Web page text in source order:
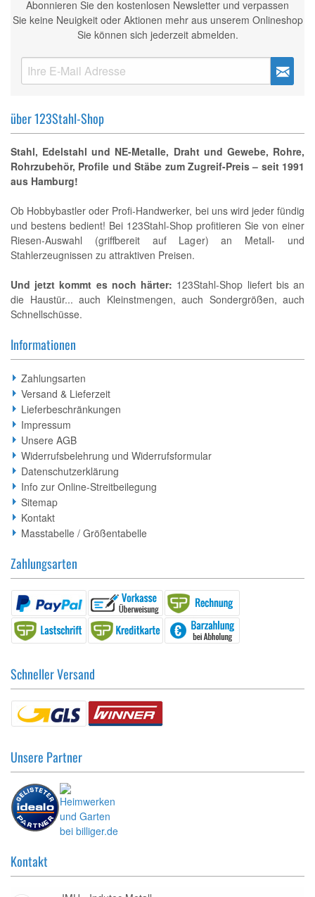
Abonnieren Sie den kostenlosen Newsletter und verpassen
Sie keine Neuigkeit oder Aktionen mehr aus unserem Onlineshop
Sie können sich jederzeit abmelden.
über 123Stahl-Shop
Stahl, Edelstahl und NE-Metalle, Draht und Gewebe, Rohre,
Rohrzubehör, Profile und Stäbe zum Zugreif-Preis – seit 1991
aus Hamburg!
Ob Hobbybastler oder Profi-Handwerker, bei uns wird jeder fündig
und bestens bedient! Bei 123Stahl-Shop profitieren Sie von einer
Riesen-Auswahl (griffbereit auf Lager) an Metall- und
Stahlerzeugnissen zu attraktiven Preisen.
Und jetzt kommt es noch härter: 123Stahl-Shop liefert bis an
die Haustür... auch Kleinstmengen, auch Sondergrößen, auch
Schnellschüsse.
Informationen
Zahlungsarten
Versand & Lieferzeit
Lieferbeschränkungen
Impressum
Unsere AGB
Widerrufsbelehrung und Widerrufsformular
Datenschutzerklärung
Info zur Online-Streitbeilegung
Sitemap
Kontakt
Masstabelle / Größentabelle
Zahlungsarten
Schneller Versand
Unsere Partner
Kontakt